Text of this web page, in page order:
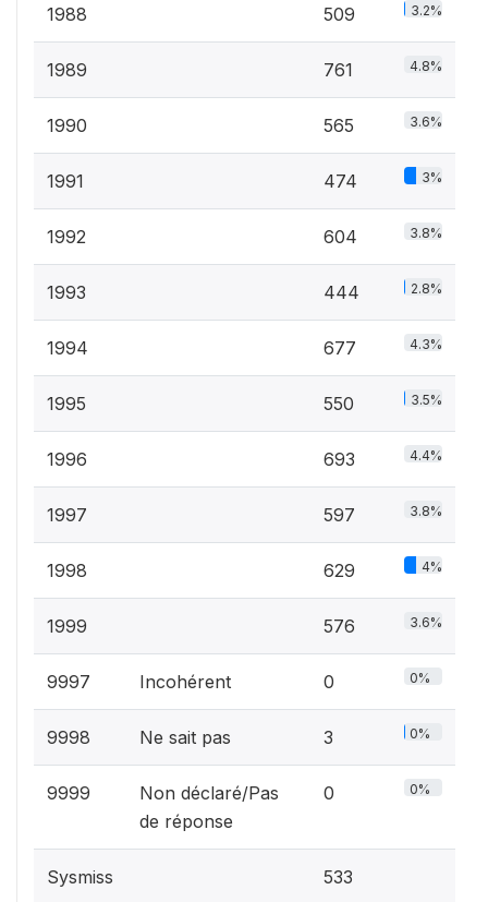
1988 509 3.2%
1989 761 4.8%
1990 565 3.6%
1991 474 3%
1992 604 3.8%
1993 444 2.8%
1994 677 4.3%
1995 550 3.5%
1996 693 4.4%
1997 597 3.8%
1998 629 4%
1999 576 3.6%
9997 Incohérent 0 0%
9998 Ne sait pas 3 0%
9999
Non déclaré/Pas
de réponse
0 0%
Sysmiss 533